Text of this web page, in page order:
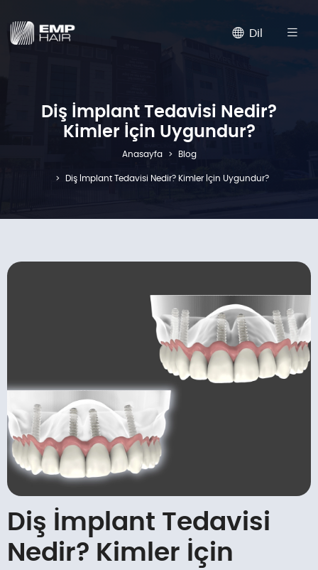
Dil
Diş İmplant Tedavisi Nedir?
Kimler İçin Uygundur?
Anasayfa Blog
Diş İmplant Tedavisi Nedir? Kimler İçin Uygundur?
Diş İmplant Tedavisi
Nedir? Kimler İçin